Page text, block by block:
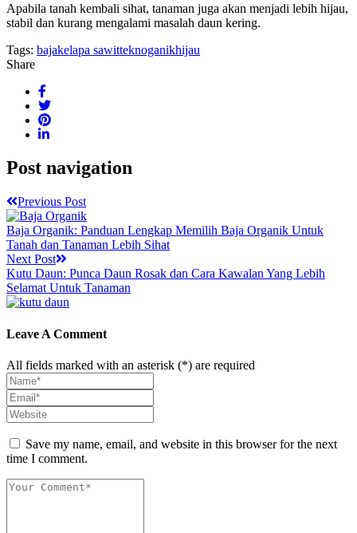
Apabila tanah kembali sihat, tanaman juga akan menjadi lebih hijau,
stabil dan kurang mengalami masalah daun kering.
Tags: bajakelapa sawitteknoganikhijau
Share
Post navigation
Previous Post
Baja Organik: Panduan Lengkap Memilih Baja Organik Untuk
Tanah dan Tanaman Lebih Sihat
Next Post
Kutu Daun: Punca Daun Rosak dan Cara Kawalan Yang Lebih
Selamat Untuk Tanaman
Leave A Comment
All fields marked with an asterisk (*) are required
Save my name, email, and website in this browser for the next
time I comment.